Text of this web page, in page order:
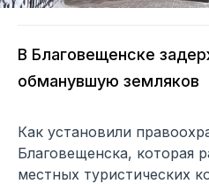
В Благовещенске
обманувшую земляков
Как установили
Благовещенска, которая
местных туристических